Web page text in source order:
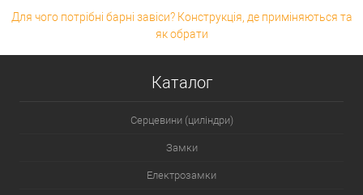
Для чого потрібні барні завіси? Конструкція, де приміняються та
як обрати
Каталог
Серцевини (циліндри)
Замки
Електрозамки